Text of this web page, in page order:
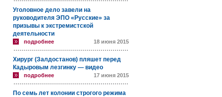
Уголовное дело завели на
руководителя ЭПО «Русские» за
призывы к экстремистской
деятельности
подробнее 18 июня 2015
Хирург (Залдостанов) пляшет перед
Кадыровым лезгинку — видео
подробнее 17 июня 2015
По семь лет колонии строгого режима